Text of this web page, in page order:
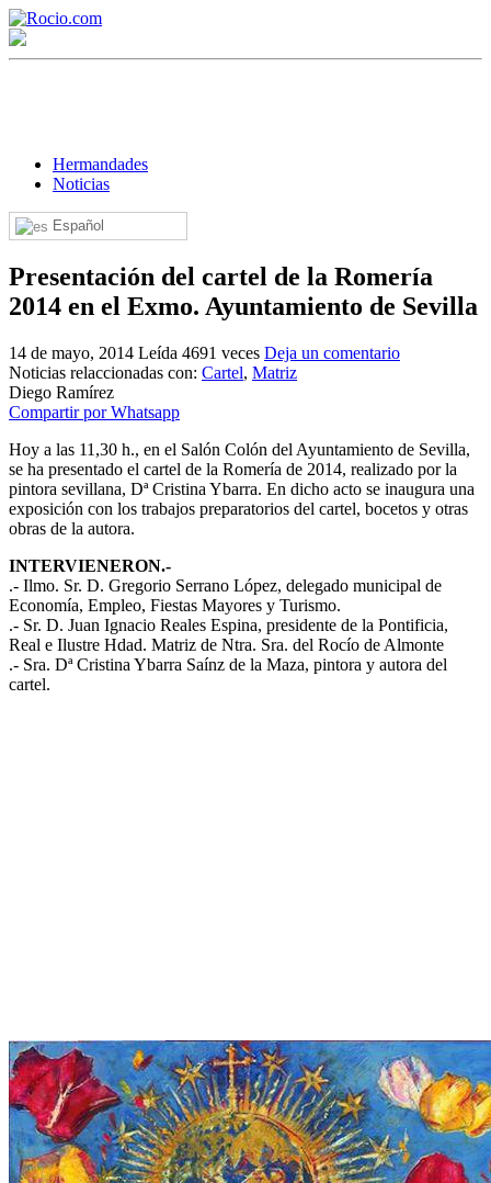
Hermandades
Noticias
Español
Presentación del cartel de la Romería
2014 en el Exmo. Ayuntamiento de Sevilla
14 de mayo, 2014 Leída 4691 veces Deja un comentario
Noticias relaccionadas con: Cartel, Matriz
Diego Ramírez
Compartir por Whatsapp
Hoy a las 11,30 h., en el Salón Colón del Ayuntamiento de Sevilla,
se ha presentado el cartel de la Romería de 2014, realizado por la
pintora sevillana, Dª Cristina Ybarra. En dicho acto se inaugura una
exposición con los trabajos preparatorios del cartel, bocetos y otras
obras de la autora.
INTERVIENERON.-
.- Ilmo. Sr. D. Gregorio Serrano López, delegado municipal de
Economía, Empleo, Fiestas Mayores y Turismo.
.- Sr. D. Juan Ignacio Reales Espina, presidente de la Pontificia,
Real e Ilustre Hdad. Matriz de Ntra. Sra. del Rocío de Almonte
.- Sra. Dª Cristina Ybarra Saínz de la Maza, pintora y autora del
cartel.
¡Bienvenido! Soy el asistente virtual de rocio.com.
¿En qué puedo ayudarte?
Historia de la Virgen del Rocío
¿Cuándo es la romería del Rocío?
¿Cuándo se construyó la primera ermita?
El traslado cada siete años
Quiero hacer el camino,¿que tengo que hacer?
En el Rocío, ¿dónde me alojo?